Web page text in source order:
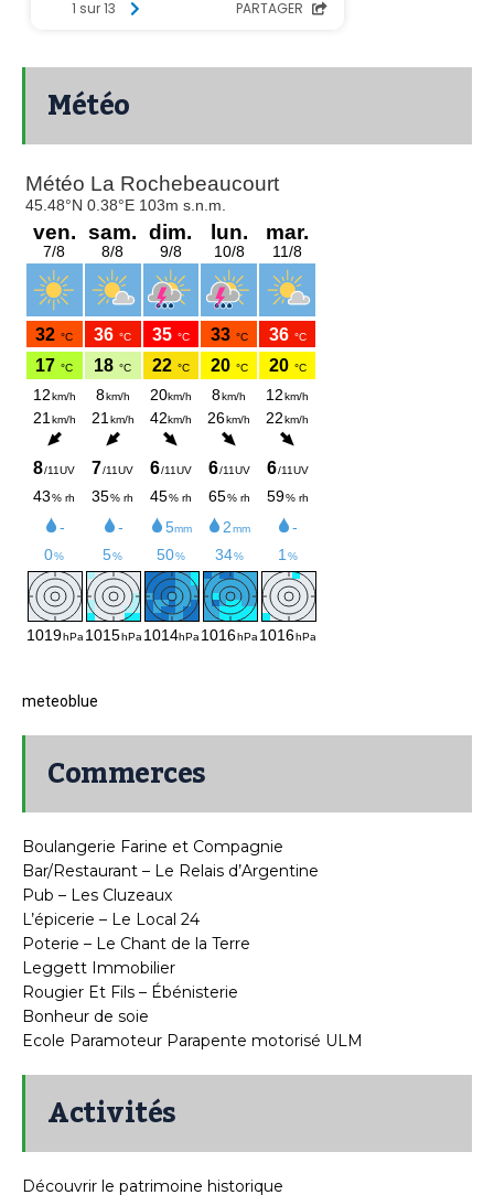
Météo
meteoblue
Commerces
Boulangerie Farine et Compagnie
Bar/Restaurant – Le Relais d’Argentine
Pub – Les Cluzeaux
L’épicerie – Le Local 24
Poterie – Le Chant de la Terre
Leggett Immobilier
Rougier Et Fils – Ébénisterie
Bonheur de soie
Ecole Paramoteur Parapente motorisé ULM
Activités
Découvrir le patrimoine historique